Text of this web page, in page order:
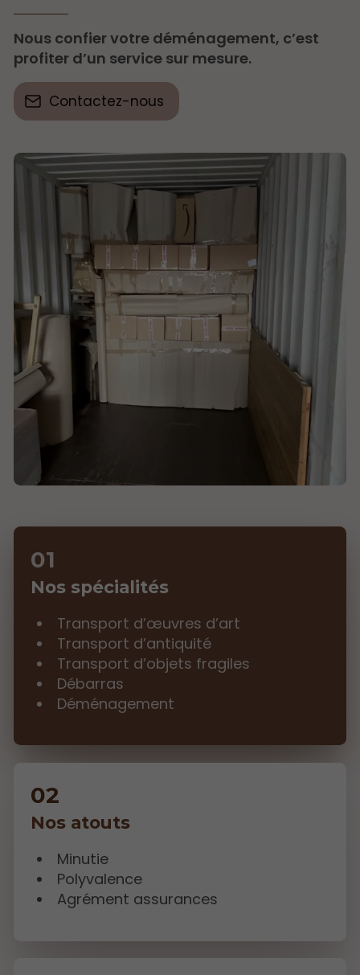
Nous confier votre déménagement, c’est
profiter d’un service sur mesure.
Contactez-nous
Nos spécialités
Transport d’œuvres d’art
Transport d’antiquité
Transport d’objets fragiles
Débarras
Déménagement
Nos atouts
Minutie
Polyvalence
Agrément assurances